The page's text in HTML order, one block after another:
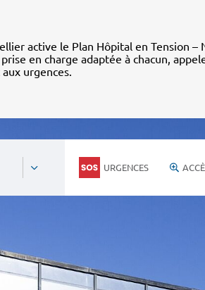
active le Plan Hôpital en Tension –
en charge adaptée à chacun,
urgences.
URGENCES